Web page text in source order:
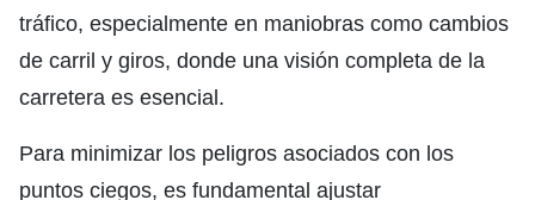
tráfico, especialmente en maniobras como cambios
de carril y giros, donde una visión completa de la
carretera es esencial.
Para minimizar los peligros asociados con los
puntos ciegos, es fundamental ajustar